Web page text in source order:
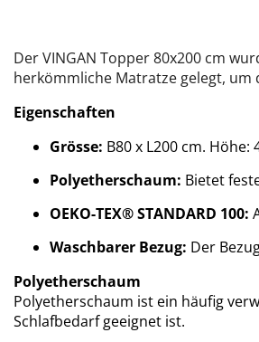
Der VINGAN Topper 80x200 cm
herkömmliche Matratze gelegt, um
Eigenschaften
Grösse: B80 x L200 cm. Höhe:
Polyetherschaum: Bietet
OEKO-TEX® STANDARD 100:
Waschbarer Bezug: Der
Polyetherschaum
Polyetherschaum ist ein häufig
Schlafbedarf geeignet ist.